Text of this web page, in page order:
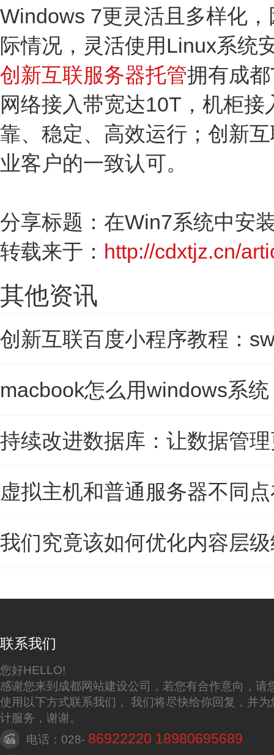
Windows 7更灵活且多样化
际情况，灵活使用Linux系统
创新互联服务器托管拥有成
网络接入带宽达10T，机柜
靠、稳定、高效运行；创新
业客户的一致认可。
分享标题：在Win7系统中安
转载来于： http://cdxtjz.cn/
其他资讯
创新互联百度小程序教程：
macbook怎么用windows系
持续改进数据库：让数据管
虚拟主机和普通服务器不同
我们究竟该如何优化内容层
联系我们
您好HELLO!
感谢您来到成都网站建设公司，若您有合作意向，请
使用以下方式联系我们， 我们将尽快给你回复，并
计服务，谢谢。
电话：028- 86922220 18980695689